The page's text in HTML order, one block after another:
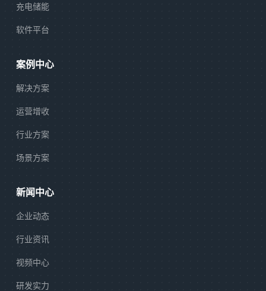
充电储能
软件平台
案例中心
解决方案
运营增收
行业方案
场景方案
新闻中心
企业动态
行业资讯
视频中心
研发实力